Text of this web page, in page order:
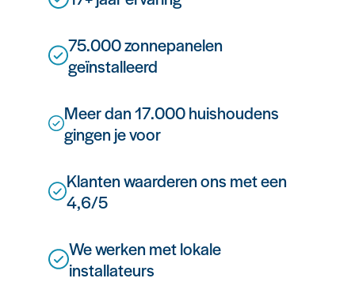
75.000 zonnepanelen
geïnstalleerd
Meer dan 17.000 huishoudens
gingen je voor
Klanten waarderen ons met een
4,6/5
We werken met lokale
installateurs